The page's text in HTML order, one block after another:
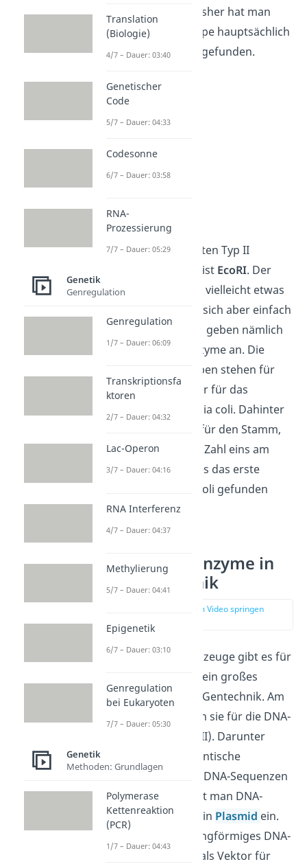
methylierte) DNA. Bisher hat man
Enzyme dieser Gruppe hauptsächlich
im Bakterium E. coli gefunden.
Beispiel EcoRI
Einer der bekanntesten Typ II
Restriktionsenzyme ist EcoRI. Der
Name klingt für dich vielleicht etwas
ungewöhnlich, lässt sich aber einfach
erklären. Die Namen geben nämlich
die Herkunft der Enzyme an. Die
ersten drei Buchstaben stehen für
die Art: Eco steht hier für das
Bakterium Escherichia coli. Dahinter
folgt ein Buchstabe für den Stamm,
also R. Die römische Zahl eins am
Ende sagt dir, dass es das erste
Enzym ist, das in E. coli gefunden
wurde.
Restriktionsenzyme in
der Gentechnik
zur Stelle im Video springen
Als molekulare Werkzeuge gibt es für
Restriktionsenzyme ein großes
Einsatzgebiet in der Gentechnik. Am
häufigsten setzt man sie für die DNA-
Klonierung ein (Typ II). Darunter
kannst du dir die identische
Vervielfältigung von DNA-Sequenzen
vorstellen. Dazu baut man DNA-
Stücke zunächst in ein Plasmid ein.
Ein Plasmid ist ein ringförmiges DNA-
Molekül, dass dann als Vektor für
Translation
(Biologie)
4/7 – Dauer: 03:40
Genetischer
Code
5/7 – Dauer: 04:33
Codesonne
6/7 – Dauer: 03:58
RNA-
Prozessierung
7/7 – Dauer: 05:29
Genetik
Genregulation
Genregulation
1/7 – Dauer: 06:09
Transkriptionsfa
ktoren
2/7 – Dauer: 04:32
Lac-Operon
3/7 – Dauer: 04:16
RNA Interferenz
4/7 – Dauer: 04:37
Methylierung
5/7 – Dauer: 04:41
Epigenetik
6/7 – Dauer: 03:10
Genregulation
bei Eukaryoten
7/7 – Dauer: 05:30
Genetik
Methoden: Grundlagen
Polymerase
Kettenreaktion
(PCR)
1/7 – Dauer: 04:43